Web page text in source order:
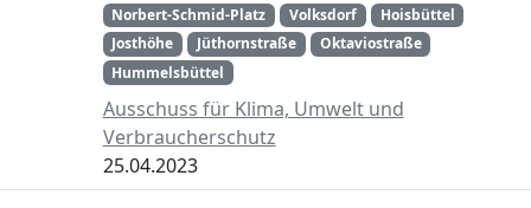
Norbert-Schmid-Platz Volksdorf
Hoisbüttel
Josthöhe
Jüthornstraße
Oktaviostraße
Hummelsbüttel
Ausschuss für Klima, Umwelt und
Verbraucherschutz
25.04.2023